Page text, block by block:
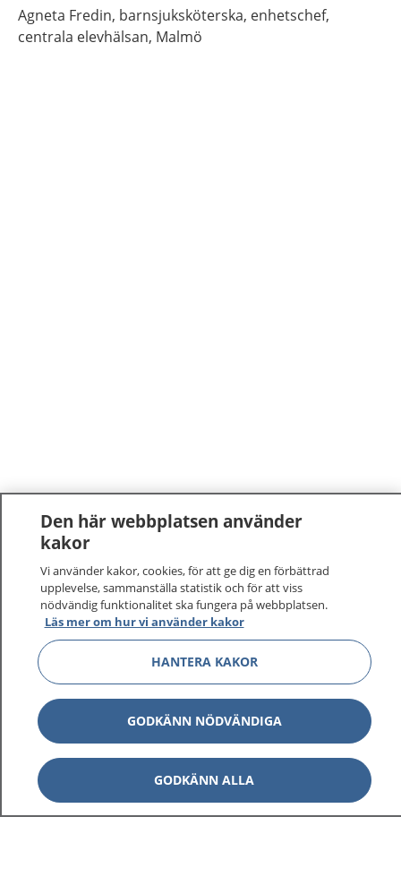
Agneta Fredin, barnsjuksköterska, enhetschef,
centrala elevhälsan, Malmö
1177–tryggt om din hälsa och vård
På 1177.se får du råd om hälsa och information om
sjukdomar och vilka mottagningar du kan kontakta.
Logga in för att läsa din journal och göra dina
sjukvårdsrådgivning dygnet runt.
1177 ger dig råd när du vill må bättre.
Den här webbplatsen använder
kakor
Vi använder kakor, cookies, för att ge dig en förbättrad
upplevelse, sammanställa statistik och för att viss
nödvändig funktionalitet ska fungera på webbplatsen.
Läs mer om hur vi använder kakor
HANTERA KAKOR
GODKÄNN NÖDVÄNDIGA
GODKÄNN ALLA